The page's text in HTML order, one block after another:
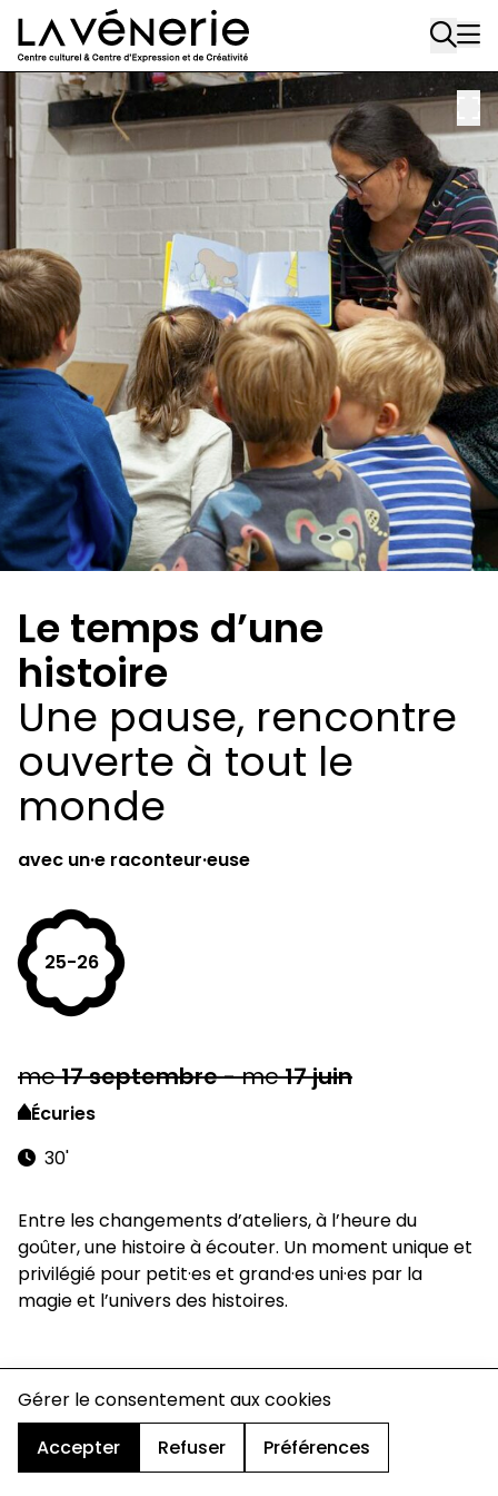
Gérer le consentement aux cookies
Accepter
Refuser Préférences
Aller au contenu principal
Le temps d’une
histoire
Une pause, rencontre
ouverte à tout le
monde
avec un·e raconteur·euse
25-26
me17septembre-me17juin
Écuries
30'
Entre les changements d’ateliers, à l’heure du
goûter, une histoire à écouter. Un moment unique et
privilégié pour petit·es et grand·es uni·es par la
magie et l’univers des histoires.
charte de confidentialité
mentions légales
cookies
design & développement :